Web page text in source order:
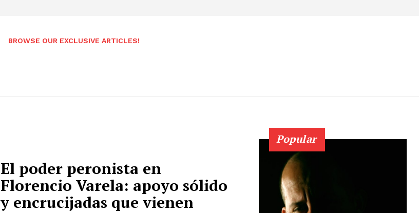
BROWSE OUR EXCLUSIVE ARTICLES!
El poder peronista en
Florencio Varela: apoyo sólido
y encrucijadas que vienen
Popular